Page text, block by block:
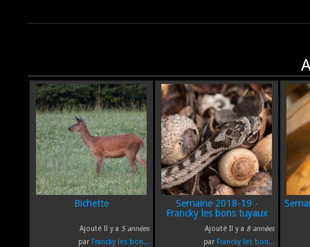
Bichette
Ajouté Il y a 5 années
par Francky les bon...
Semaine 2018-19 -
Francky les bons tuyaux
Ajouté Il y a 8 années
par Francky les bon...